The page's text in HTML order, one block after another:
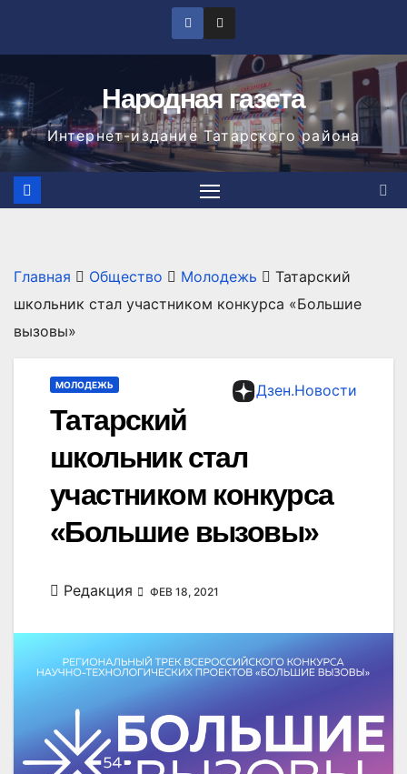
Народная газета
Интернет-издание Татарского района
Главная Общество Молодежь
Татарский
школьник стал участником конкурса «Большие
вызовы»
Дзен.Новости
МОЛОДЕЖЬ
Татарский
школьник стал
участником конкурса
«Большие вызовы»
Редакция ФЕВ 18, 2021